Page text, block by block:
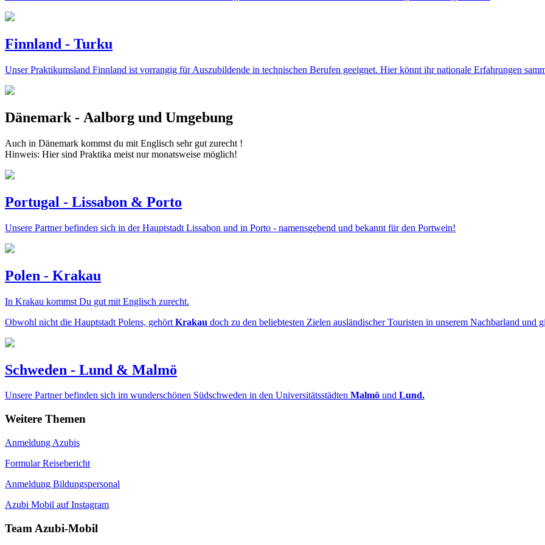
Finnland - Turku
Unser Praktikumsland Finnland ist vorrangig für Auszubildende in technischen Berufen geeignet. Hier könnt ihr nationale Erfahrungen
Dänemark - Aalborg und Umgebung
Auch in Dänemark kommst du mit Englisch sehr gut zurecht !
Hinweis: Hier sind Praktika meist nur monatsweise möglich!
Portugal - Lissabon & Porto
Unsere Partner befinden sich in der Hauptstadt Lissabon und in Porto - namensgebend und bekannt für den Portwein!
Polen - Krakau
In Krakau kommst Du gut mit Englisch zurecht.
Obwohl nicht die Hauptstadt Polens, gehört Krakau doch zu den beliebtesten Zielen ausländischer Touristen in unserem Nachbarland und
Schweden - Lund & Malmö
Unsere Partner befinden sich im wunderschönen Südschweden in den Universitätsstädten Malmö und Lund.
Weitere Themen
Anmeldung Azubis
Formular Reisebericht
Anmeldung Bildungspersonal
Azubi Mobil auf Instagram
Team Azubi-Mobil